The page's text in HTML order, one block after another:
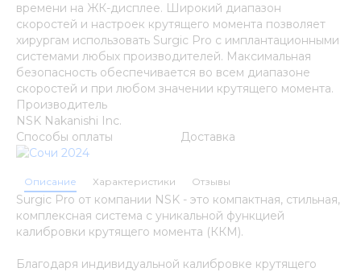
времени на ЖК-дисплее. Широкий диапазон
скоростей и настроек крутящего момента позволяет
хирургам использовать Surgic Pro с имплантационными
системами любых производителей. Максимальная
безопасность обеспечивается во всем диапазоне
скоростей и при любом значении крутящего момента.
Производитель
NSK Nakanishi Inc.
Способы оплаты
Доставка
Описание Характеристики Отзывы
Surgic Pro от компании NSK - это компактная, стильная,
комплексная система с уникальной функцией
калибровки крутящего момента (ККМ).
Благодаря индивидуальной калибровке крутящего